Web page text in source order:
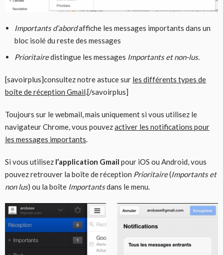
Importants d’abordaffiche les messages importants dans un
bloc isolé du reste des messages
Prioritairedistingue les messages Importants et non-lus.
[savoirplus]consultez notre astuce sur les différents types de
boîte de réception Gmail.[/savoirplus]
Toujours sur le webmail, mais uniquement si vous utilisez le
navigateur Chrome, vous pouvezactiver les notifications pour
les messages importants.
Si vous utilisez l’application Gmail pour iOS ou Android, vous
pouvez retrouver la boîte de réception Prioritaire(Importants et
non lus) ou la boîte Importantsdans le menu.